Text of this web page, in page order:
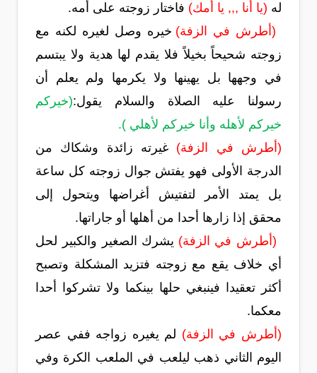
له (يا أنا ,,, يا أمك) فاختار زوجته على أمه.
(أطرش في الزفة) خيره وصل لغيره لكنه مع
زوجته شحيحاً بخيلاً فلا يقدم لها هدية ولا يبتسم
في وجهها بل يهينها ولا يكرمها ولم يعلم أن
رسولنا عليه الصلاة والسلام يقول:(خيركم
خيركم لأهله وأنا خيركم لأهلي ).
(أطرش في الزفة) غيرته زائدة وشكاك من
الدرجة الأولى فهو يفتش جوال زوجته كل ساعة
بل يمتد الأمر لتفتيش أغراضها ويتحول إلى
محقق إذا زارها أحدا من أهلها أو جاراتها.
(أطرش في الزفة) يشرك الصغير والكبير لحل
أي خلاف يقع مع زوجته فتزيد المشكلة وتصبح
أكثر تعقيدا فينبغي حلها بينكما ولا تشركوا أحدا
معكما.
(أطرش في الزفة) لم يغيره زواجه ففي عصر
اليوم الثاني ذهب ليلعب في الملعب الكرة وفي